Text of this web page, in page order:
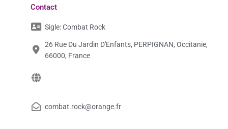
Contact
Sigle:Combat Rock
26 Rue Du Jardin D'Enfants, PERPIGNAN, Occitanie,
66000, France
combat.rock@orange.fr